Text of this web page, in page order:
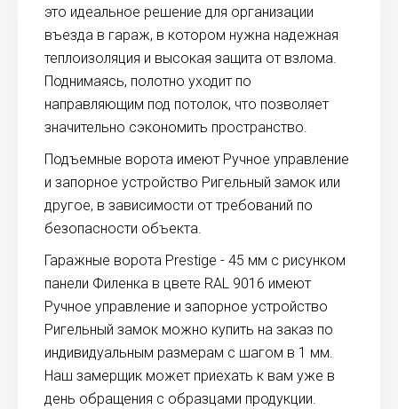
это идеальное решение для организации
въезда в гараж, в котором нужна надежная
теплоизоляция и высокая защита от взлома.
Поднимаясь, полотно уходит по
направляющим под потолок, что позволяет
значительно сэкономить пространство.
Подъемные ворота имеют Ручное управление
и запорное устройство Ригельный замок или
другое, в зависимости от требований по
безопасности объекта.
Гаражные ворота Prestige - 45 мм с рисунком
панели Филенка в цвете RAL 9016 имеют
Ручное управление и запорное устройство
Ригельный замок можно купить на заказ по
индивидуальным размерам с шагом в 1 мм.
Наш замерщик может приехать к вам уже в
день обращения с образцами продукции.